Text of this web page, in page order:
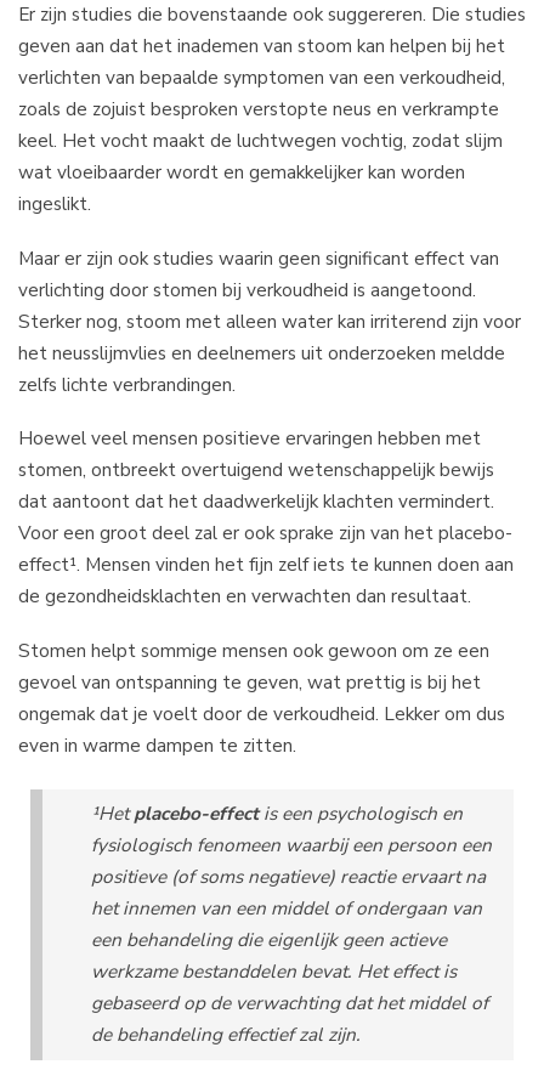
Er zijn studies die bovenstaande ook suggereren. Die studies
geven aan dat het inademen van stoom kan helpen bij het
verlichten van bepaalde symptomen van een verkoudheid,
zoals de zojuist besproken verstopte neus en verkrampte
keel. Het vocht maakt de luchtwegen vochtig, zodat slijm
wat vloeibaarder wordt en gemakkelijker kan worden
ingeslikt.
Maar er zijn ook studies waarin geen significant effect van
verlichting door stomen bij verkoudheid is aangetoond.
Sterker nog, stoom met alleen water kan irriterend zijn voor
het neusslijmvlies en deelnemers uit onderzoeken meldde
zelfs lichte verbrandingen.
Hoewel veel mensen positieve ervaringen hebben met
stomen, ontbreekt overtuigend wetenschappelijk bewijs
dat aantoont dat het daadwerkelijk klachten vermindert.
Voor een groot deel zal er ook sprake zijn van het placebo-
effect¹. Mensen vinden het fijn zelf iets te kunnen doen aan
de gezondheidsklachten en verwachten dan resultaat.
Stomen helpt sommige mensen ook gewoon om ze een
gevoel van ontspanning te geven, wat prettig is bij het
ongemak dat je voelt door de verkoudheid. Lekker om dus
even in warme dampen te zitten.
¹Hetplacebo-effectis een psychologisch en
fysiologisch fenomeen waarbij een persoon een
positieve (of soms negatieve) reactie ervaart na
het innemen van een middel of ondergaan van
een behandeling die eigenlijk geen actieve
werkzame bestanddelen bevat. Het effect is
gebaseerd op de verwachting dat het middel of
de behandeling effectief zal zijn.